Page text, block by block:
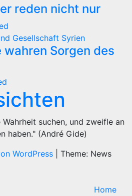
reden nicht nur
Gesellschaft Syrien
wahren Sorgen des
suchen, und zweifle an
haben." (André Gide)
WordPress
Theme: News
Home